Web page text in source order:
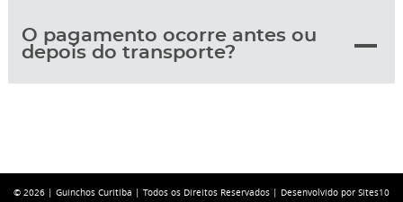
O pagamento ocorre antes ou
depois do transporte?
© 2026 | Guinchos Curitiba | Todos os Direitos Reservados | Desenvolvido por Sites10